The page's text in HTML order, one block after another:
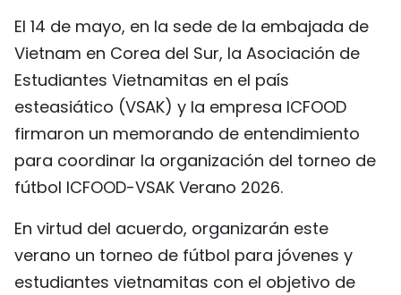
TIẾNG VIỆT
ENGLISH
中文
FRANÇAIS
РУССКИЙ
El 14 de mayo, en la sede de la embajada de
Vietnam en Corea del Sur, la Asociación de
Estudiantes Vietnamitas en el país
esteasiático (VSAK) y la empresa ICFOOD
firmaron un memorando de entendimiento
para coordinar la organización del torneo de
fútbol ICFOOD-VSAK Verano 2026.
En virtud del acuerdo, organizarán este
verano un torneo de fútbol para jóvenes y
estudiantes vietnamitas con el objetivo de